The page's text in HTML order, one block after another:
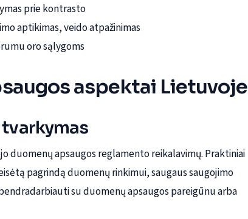
prie kontrasto
aptikimas, veido atpažinimas
oro sąlygoms
aspektai Lietuvoje
tvarkymas
duomenų apsaugos reglamento reikalavimų. Praktiniai
pagrindą duomenų rinkimui, saugaus saugojimo
su duomenų apsaugos pareigūnu arba